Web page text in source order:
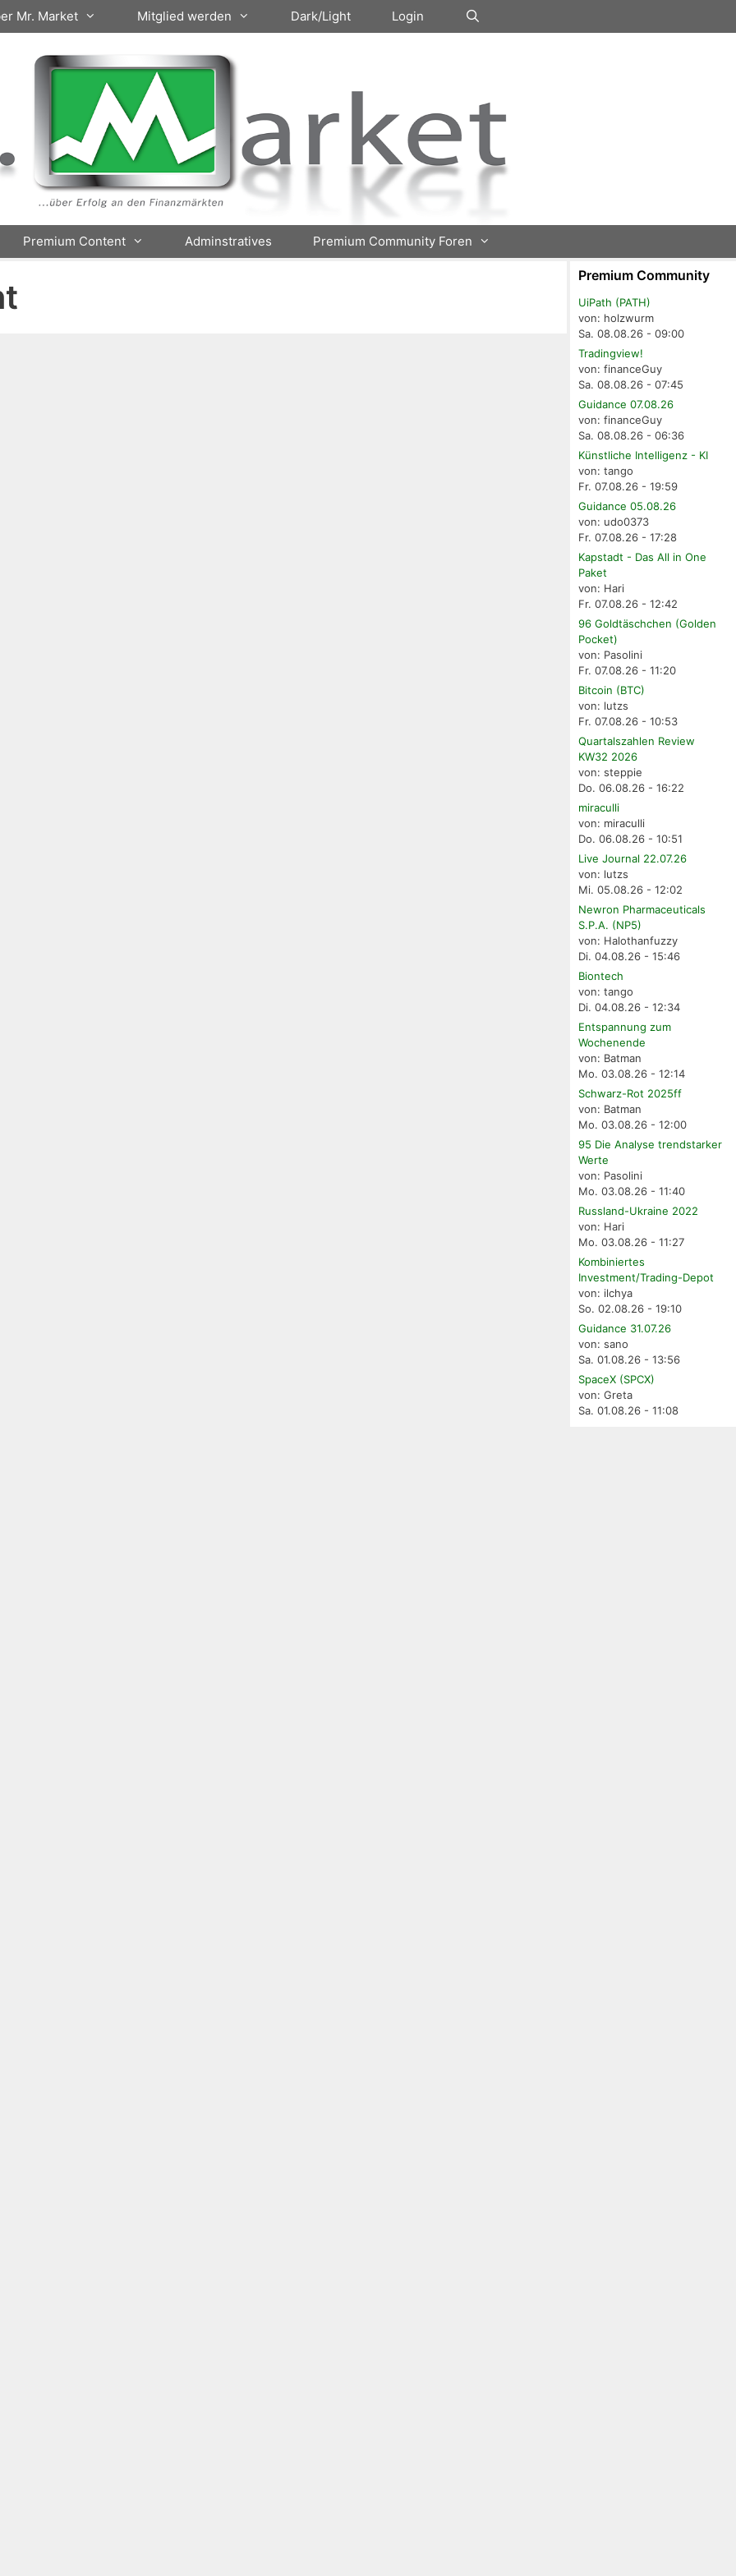
Mr. Market Mitglied werden Dark/Light Login
Premium Content Adminstratives Premium Community Foren
Premium Community
UiPath (PATH)
von: holzwurm
Sa. 08.08.26 - 09:00
Tradingview!
von: financeGuy
Sa. 08.08.26 - 07:45
Guidance 07.08.26
von: financeGuy
Sa. 08.08.26 - 06:36
Künstliche Intelligenz - KI
von: tango
Fr. 07.08.26 - 19:59
Guidance 05.08.26
von: udo0373
Fr. 07.08.26 - 17:28
Kapstadt - Das All in One
Paket
von: Hari
Fr. 07.08.26 - 12:42
96 Goldtäschchen (Golden
Pocket)
von: Pasolini
Fr. 07.08.26 - 11:20
Bitcoin (BTC)
von: lutzs
Fr. 07.08.26 - 10:53
Quartalszahlen Review
KW32 2026
von: steppie
Do. 06.08.26 - 16:22
miraculli
von: miraculli
Do. 06.08.26 - 10:51
Live Journal 22.07.26
von: lutzs
Mi. 05.08.26 - 12:02
Newron Pharmaceuticals
S.P.A. (NP5)
von: Halothanfuzzy
Di. 04.08.26 - 15:46
Biontech
von: tango
Di. 04.08.26 - 12:34
Entspannung zum
Wochenende
von: Batman
Mo. 03.08.26 - 12:14
Schwarz-Rot 2025ff
von: Batman
Mo. 03.08.26 - 12:00
95 Die Analyse trendstarker
Werte
von: Pasolini
Mo. 03.08.26 - 11:40
Russland-Ukraine 2022
von: Hari
Mo. 03.08.26 - 11:27
Kombiniertes
Investment/Trading-Depot
von: ilchya
So. 02.08.26 - 19:10
Guidance 31.07.26
von: sano
Sa. 01.08.26 - 13:56
SpaceX (SPCX)
von: Greta
Sa. 01.08.26 - 11:08